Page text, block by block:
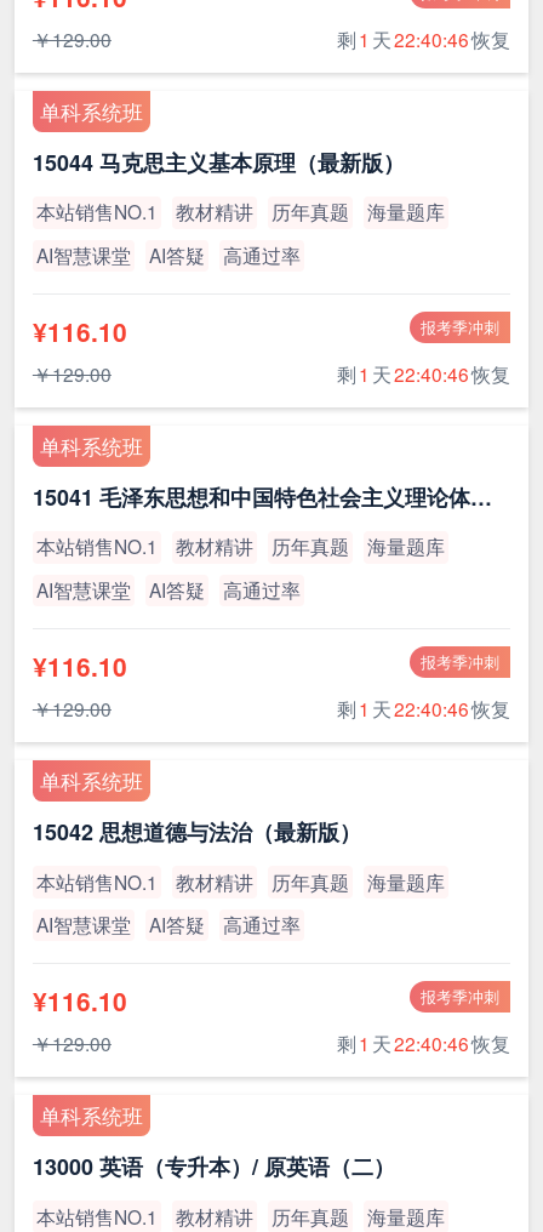
￥129.00 剩1 天22:40:45恢复
单科系统班
15044 马克思主义基本原理（最新版）
本站销售NO.1 教材精讲 历年真题
海量题库
AI智慧课堂
AI答疑 高通过率
报考季冲刺
¥116.10
￥129.00 剩1 天22:40:45恢复
单科系统班
15041 毛泽东思想和中国特色社会主义理论体系概论（最新版）
本站销售NO.1 教材精讲 历年真题
海量题库
AI智慧课堂
AI答疑 高通过率
报考季冲刺
¥116.10
￥129.00 剩1 天22:40:45恢复
单科系统班
15042 思想道德与法治（最新版）
本站销售NO.1 教材精讲 历年真题
海量题库
AI智慧课堂
AI答疑 高通过率
报考季冲刺
¥116.10
￥129.00 剩1 天22:40:45恢复
单科系统班
13000 英语（专升本）/ 原英语（二）
本站销售NO.1 教材精讲 历年真题
海量题库